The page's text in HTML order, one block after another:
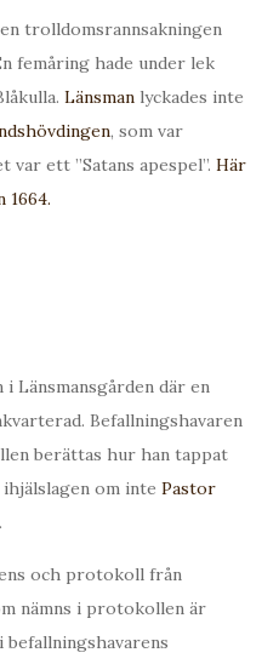
en trolldomsrannsakningen
femåring hade under lek
Länsman lyckades inte
, som var
var ett ”Satans apespel”. Här
1664.
Länsmansgården där en
Befallningshavaren
berättas hur han tappat
om inte Pastor
och protokoll från
nämns i protokollen är